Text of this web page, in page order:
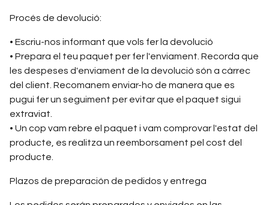
Procés de devolució:
• Escriu-nos informant que vols fer la devolució
• Prepara el teu paquet per fer l'enviament. Recorda que
les despeses d'enviament de la devolució són a càrrec
del client. Recomanem enviar-ho de manera que es
pugui fer un seguiment per evitar que el paquet sigui
extraviat.
• Un cop vam rebre el paquet i vam comprovar l'estat del
producte, es realitza un reemborsament pel cost del
producte.
Plazos de preparación de pedidos y entrega